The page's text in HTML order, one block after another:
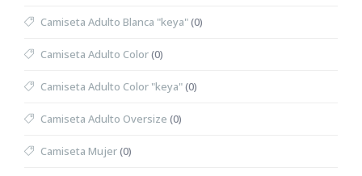
Camiseta Adulto Blanca "keya"(0)
Camiseta Adulto Color(0)
Camiseta Adulto Color "keya"(0)
Camiseta Adulto Oversize (0)
Camiseta Mujer(0)